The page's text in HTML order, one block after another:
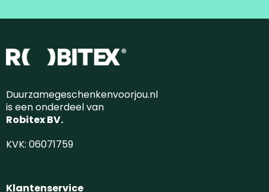
Duurzamegeschenkenvoorjou.nl
is een onderdeel van
Robitex BV.
KVK: 06071759
Klantenservice